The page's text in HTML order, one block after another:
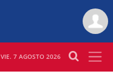
VIE. 7 AGOSTO 2026